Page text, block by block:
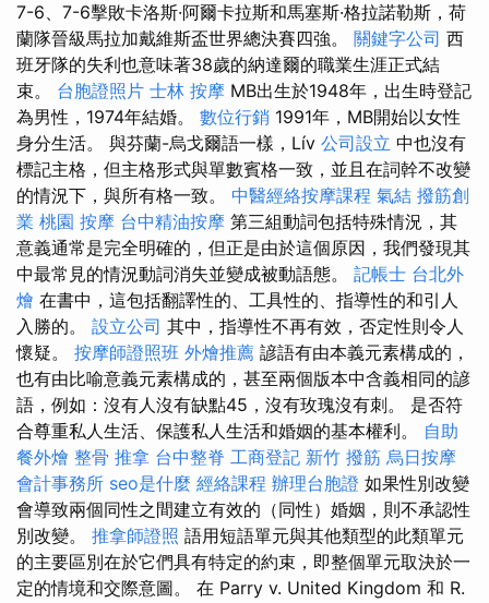
7-6、7-6擊敗卡洛斯·阿爾卡拉斯和馬塞斯·格拉諾勒斯，荷
蘭隊晉級馬拉加戴維斯盃世界總決賽四強。 關鍵字公司 西
班牙隊的失利也意味著38歲的納達爾的職業生涯正式結
束。 台胞證照片 士林 按摩 MB出生於1948年，出生時登記
為男性，1974年結婚。 數位行銷 1991年，MB開始以女性
身分生活。 與芬蘭-烏戈爾語一樣，Lív 公司設立 中也沒有
標記主格，但主格形式與單數賓格一致，並且在詞幹不改變
的情況下，與所有格一致。 中醫經絡按摩課程 氣結 撥筋創
業 桃園 按摩 台中精油按摩 第三組動詞包括特殊情況，其
意義通常是完全明確的，但正是由於這個原因，我們發現其
中最常見的情況動詞消失並變成被動語態。 記帳士 台北外
燴 在書中，這包括翻譯性的、工具性的、指導性的和引人
入勝的。 設立公司 其中，指導性不再有效，否定性則令人
懷疑。 按摩師證照班 外燴推薦 諺語有由本義元素構成的，
也有由比喻意義元素構成的，甚至兩個版本中含義相同的諺
語，例如：沒有人沒有缺點45，沒有玫瑰沒有刺。 是否符
合尊重私人生活、保護私人生活和婚姻的基本權利。 自助
餐外燴 整骨 推拿 台中整脊 工商登記 新竹 撥筋 烏日按摩
會計事務所 seo是什麼 經絡課程 辦理台胞證 如果性別改變
會導致兩個同性之間建立有效的（同性）婚姻，則不承認性
別改變。 推拿師證照 語用短語單元與其他類型的此類單元
的主要區別在於它們具有特定的約束，即整個單元取決於一
定的情境和交際意圖。 在 Parry v. United Kingdom 和 R.